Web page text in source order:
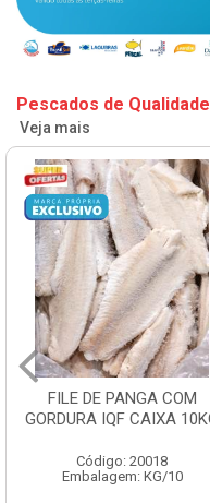
Pescados de Qualidade
Veja mais
FILE DE PANGA SEMI
APARADO PACOTE 1KG
Código: 20019
Embalagem: KG/10